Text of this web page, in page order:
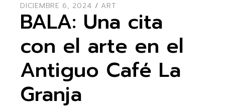
DICIEMBRE 6, 2024 ART
BALA: Una cita
con el arte en el
Antiguo Café La
Granja